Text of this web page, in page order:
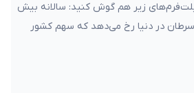
زیر هم گوش کنید: سالانه بیش
سرطان در دنیا رخ می‌دهد که سهم کشور